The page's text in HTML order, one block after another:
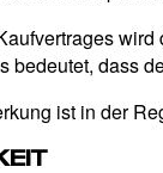
dass
ist in der